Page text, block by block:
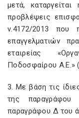
μετά,
προβλέψεις
ν.4172/2013 που
επαγγελματιών
εταιρείας
Ποδοσφαίρου Α.Ε.»
3. Με βάση τις
της
παραγράφου Δ του